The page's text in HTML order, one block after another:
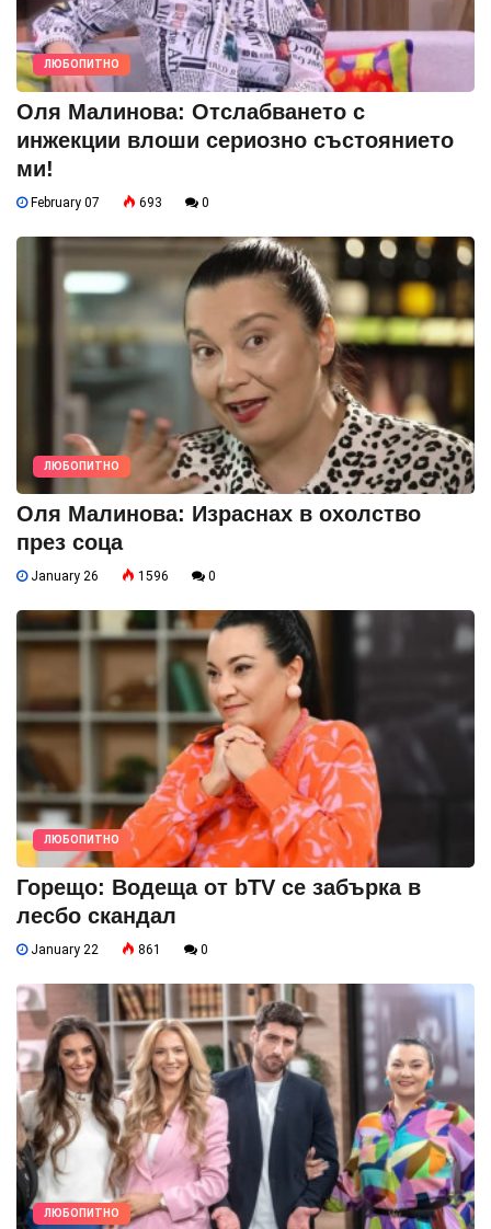
ЛЮБОПИТНО
Оля Малинова: Отслабването с
инжекции влоши сериозно състоянието
ми!
February 07 693 0
ЛЮБОПИТНО
Оля Малинова: Израснах в охолство
през соца
January 26 1596 0
ЛЮБОПИТНО
Горещо: Водеща от bTV се забърка в
лесбо скандал
January 22 861 0
ЛЮБОПИТНО